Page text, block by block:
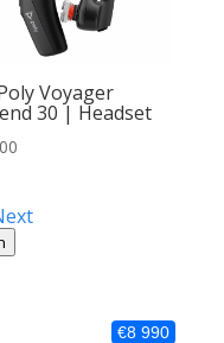
Voyager
30 | Headset
€8 990